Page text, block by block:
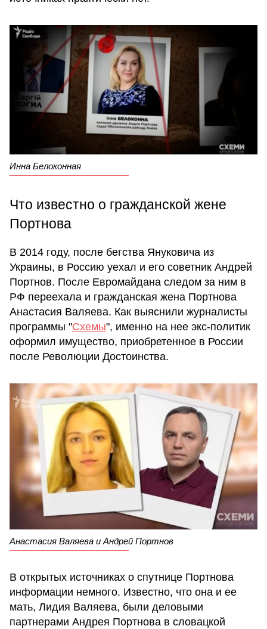
Инна Белоконная
Что известно о гражданской жене
Портнова
В 2014 году, после бегства Януковича из
Украины, в Россию уехал и его советник Андрей
Портнов. После Евромайдана следом за ним в
РФ переехала и гражданская жена Портнова
Анастасия Валяева. Как выяснили журналисты
программы "Схемы", именно на нее экс-политик
оформил имущество, приобретенное в России
после Революции Достоинства.
Анастасия Валяева и Андрей Портнов
В открытых источниках о спутнице Портнова
информации немного. Известно, что она и ее
мать, Лидия Валяева, были деловыми
партнерами Андрея Портнова в словацкой